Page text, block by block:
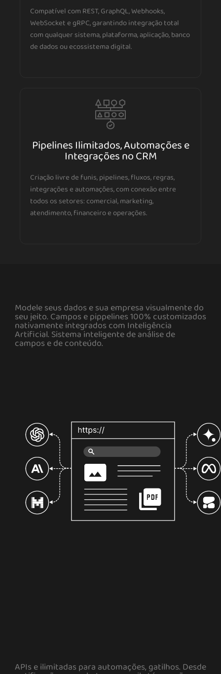
Compatível com REST, GraphQL, Webhooks,
WebSocket e gRPC, garantindo integração total
com qualquer sistema, plataforma, aplicação, banco
de dados ou ecossistema digital.
Pipelines Ilimitados, Automações e
Integrações no CRM
Criação livre de funis, pipelines, fluxos, regras,
integrações e automações, com conexão entre
todos os setores: comercial, marketing,
atendimento, financeiro e operações.
Modele seus dados e sua empresa visualmente do
seu jeito. Campos e pippelines 100% customizados
nativamente integrados com Inteligência
Artificial. Sistema inteligente de análise de
campos e de conteúdo.
APIs e ilimitadas para automações, gatilhos. Desde